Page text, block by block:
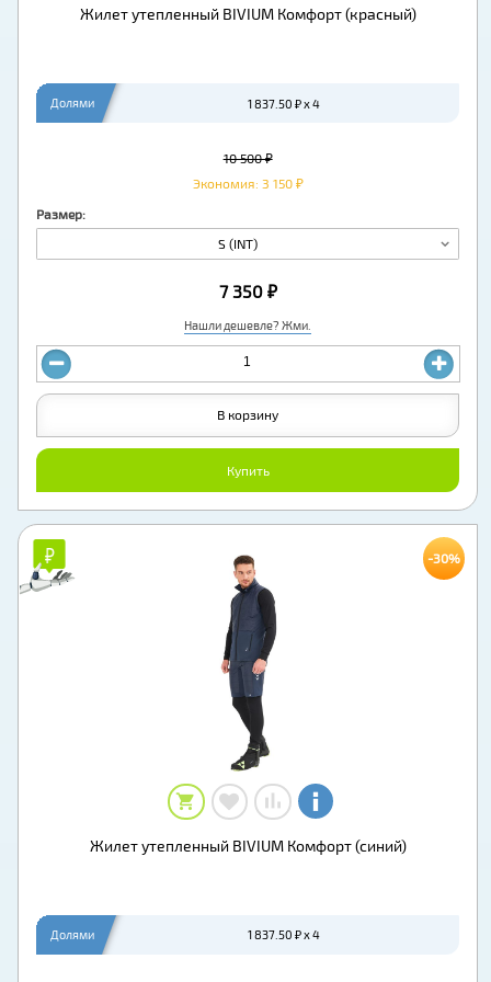
Жилет утепленный BIVIUM Комфорт (красный)
Долями 1 837.50 ₽ x 4
Размер:
S (INT)
10 500 ₽
Экономия: 3 150 ₽
Нашли дешевле? Жми.
7 350 ₽
Купить
В корзину
₽
₽
Жилет утепленный BIVIUM Комфорт (синий)
Долями 1 837.50 ₽ x 4
-30%